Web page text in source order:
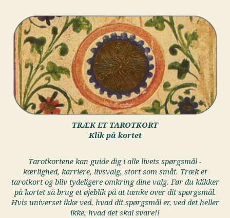
TRÆK ET TAROTKORT
Klik på kortet
Tarotkortene kan guide dig i alle livets spørgsmål -
kærlighed, karriere, livsvalg, stort som småt. Træk et
tarotkort og bliv tydeligere omkring dine valg. Før du klikker
på kortet så brug et øjeblik på at tænke over dit spørgsmål.
Hvis universet ikke ved, hvad dit spørgsmål er, ved det heller
ikke, hvad det skal svare!!